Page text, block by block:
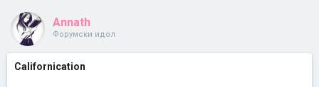
Annath
Форумски идол
Californication